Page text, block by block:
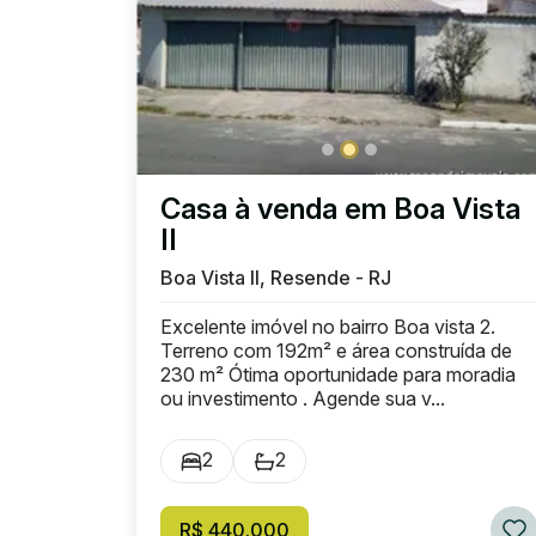
Casa à venda em Boa Vista
II
Boa Vista II, Resende - RJ
Excelente imóvel no bairro Boa vista 2.
Terreno com 192m² e área construída de
230 m² Ótima oportunidade para moradia
ou investimento . Agende sua v...
2 2
R$ 440.000